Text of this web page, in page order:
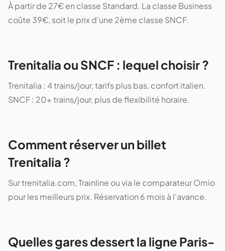
À partir de 27€ en classe Standard. La classe Business
coûte 39€, soit le prix d'une 2ème classe SNCF.
Trenitalia ou SNCF : lequel choisir ?
Trenitalia : 4 trains/jour, tarifs plus bas, confort italien.
SNCF : 20+ trains/jour, plus de flexibilité horaire.
Comment réserver un billet
Trenitalia ?
Sur trenitalia.com, Trainline ou via le comparateur Omio
pour les meilleurs prix. Réservation 6 mois à l'avance.
Quelles gares dessert la ligne Paris-